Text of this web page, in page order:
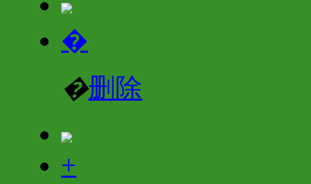
�
�删除
+